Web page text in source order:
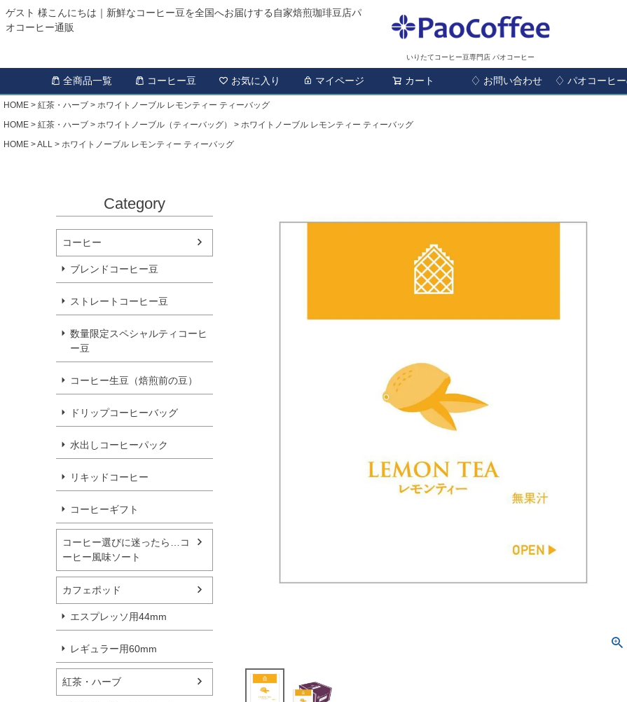
ゲスト 様こんにちは｜新鮮なコーヒー豆を全国へお届けする自家焙煎珈琲豆店パ
オコーヒー通販
いりたてコーヒー豆専門店 パオコーヒー
全商品一覧 コーヒー豆 お気に入り マイページ カート ♢ お問い合わせ ♢ パオコーヒー
検索
HOME 紅茶・ハーブ
ホワイトノーブル レモンティー ティーバッグ
HOME
紅茶・ハーブ ホワイトノーブル（ティーバッグ）
ホワイトノーブル レモンティー ティーバッグ
HOME
ALL ホワイトノーブル レモンティー ティーバッグ
Category
コーヒー
ブレンドコーヒー豆
ストレートコーヒー豆
数量限定スペシャルティコーヒ
ー豆
コーヒー生豆（焙煎前の豆）
ドリップコーヒーバッグ
水出しコーヒーパック
リキッドコーヒー
コーヒーギフト
コーヒー選びに迷ったら…コ
ーヒー風味ソート
カフェポッド
エスプレッソ用44mm
レギュラー用60mm
紅茶・ハーブ